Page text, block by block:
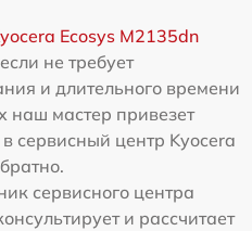
Ecosys M2135dn
не требует
и длительного времени
наш мастер привезет
сервисный центр Kyocera
сервисного центра
и рассчитает